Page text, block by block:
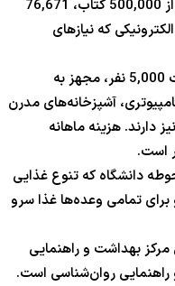
کتابخانه مجهز و پیشرفته با بیش از 500,000 کتاب، 76,671
و 58,749 کتاب الکترونیکی که نیازهای
خوابگاه‌های این دانشگاه با ظرفیت 5,000 نفر، مجهز به
آشپزخانه‌های مدرن
دارند. هزینه ماهانه
دانشگاه که تنوع غذایی
تمامی وعده‌ها غذا سرو
بهداشت و راهنمایی
راهنمایی روان‌شناسی است.